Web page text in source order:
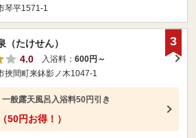
琴平1571-1
（たけせん）
4.0
入浴料： 600円～
挾間町来鉢影ノ木1047-1
一般露天風呂入浴料50円引き
50円お得！）
3